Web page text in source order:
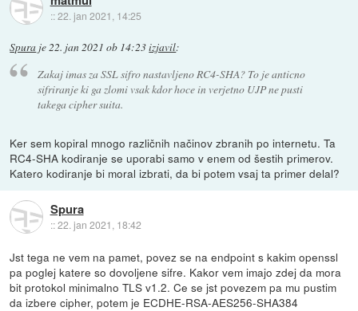
::22. jan 2021, 14:25
Spura je22. jan 2021 ob 14:23izjavil:
Zakaj imas za SSL sifro nastavljeno RC4-SHA? To je anticno
sifriranje ki ga zlomi vsak kdor hoce in verjetno UJP ne pusti
takega cipher suita.
Ker sem kopiral mnogo različnih načinov zbranih po internetu. Ta
RC4-SHA kodiranje se uporabi samo v enem od šestih primerov.
Katero kodiranje bi moral izbrati, da bi potem vsaj ta primer delal?
Spura
::22. jan 2021, 18:42
Jst tega ne vem na pamet, povez se na endpoint s kakim openssl
pa poglej katere so dovoljene sifre. Kakor vem imajo zdej da mora
bit protokol minimalno TLS v1.2. Ce se jst povezem pa mu pustim
da izbere cipher, potem je ECDHE-RSA-AES256-SHA384